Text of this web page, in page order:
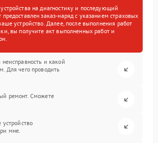
на диагностику и последующий
заказ-наряд с указанием страховых
устройство. Далее, после выполнения работ
вы получите акт выполненных работ и
и какой
Для чего проводить
ремонт. Сможете
мне.